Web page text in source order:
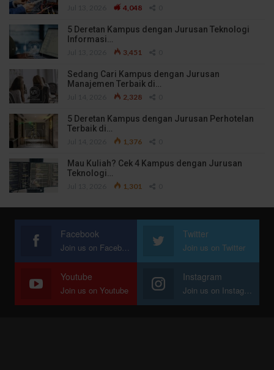
4,048
5 Deretan Kampus dengan Jurusan Teknologi
Informasi…
3,451
Sedang Cari Kampus dengan Jurusan
Manajemen Terbaik di…
2,328
5 Deretan Kampus dengan Jurusan Perhotelan
Terbaik di…
1,376
Mau Kuliah? Cek 4 Kampus dengan Jurusan
Teknologi…
1,301
Facebook
Join us on Facebook
Twitter
Join us on Twitter
Youtube
Join us on Youtube
Instagram
Join us on Instagram